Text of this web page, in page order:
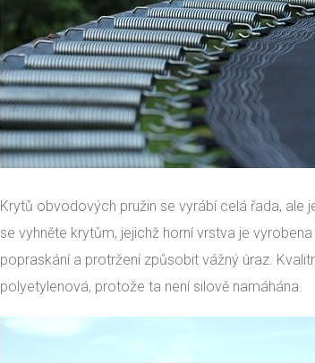
Krytů obvodových pružin se vyrábí celá řada,
se vyhněte krytům, jejichž horní vrstva je
popraskání a protržení způsobit vážný úraz.
polyetylenová, protože ta není silově namáhána.